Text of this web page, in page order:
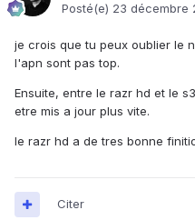
Posté(e) 23 décembre
je crois que tu peux oublier le
l'apn sont pas top.
Ensuite, entre le razr hd et le
etre mis a jour plus vite.
le razr hd a de tres bonne
Citer